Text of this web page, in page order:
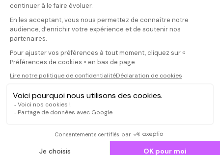
Votre note
Votre commentaire
Il faut vous connecter pour
publier un avis
CONNEXION